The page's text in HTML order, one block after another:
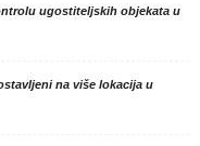
ugostiteljskih objekata u
na više lokacija u